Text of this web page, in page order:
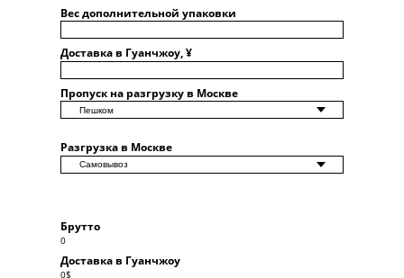
Брутто
0
Доставка в Гуанчжоу
0$
Вес дополнительной упаковки
Доставка в Гуанчжоу, ¥
Пропуск на разгрузку в Москве
Разгрузка в Москве